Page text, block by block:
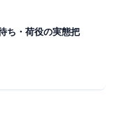
ち・荷役の実態把